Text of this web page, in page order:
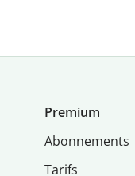
Premium
Abonnements
Tarifs